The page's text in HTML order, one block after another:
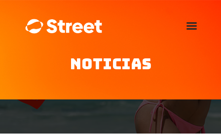
Noticias
La Street FM 101.5
Noticias
Publicitá